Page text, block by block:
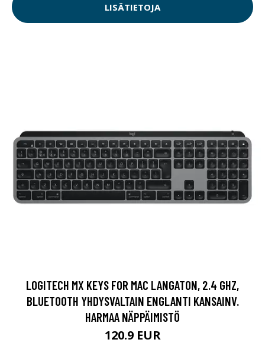
LISÄTIETOJA
LOGITECH MX KEYS FOR MAC LANGATON, 2.4 GHZ,
BLUETOOTH YHDYSVALTAIN ENGLANTI KANSAINV.
HARMAA NÄPPÄIMISTÖ
120.9 EUR